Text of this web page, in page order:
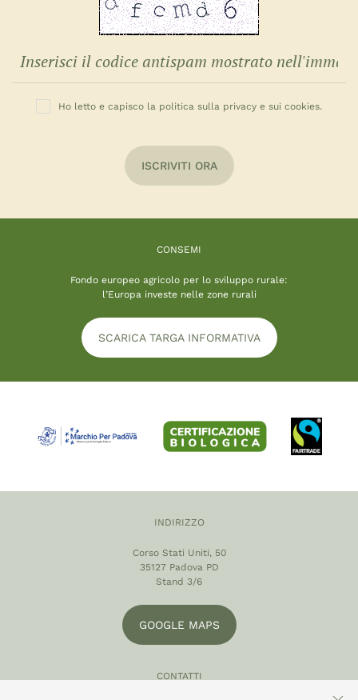
Ho letto e capisco la politica sulla privacy e sui cookies.
ISCRIVITI ORA
CONSEMI
Fondo europeo agricolo per lo sviluppo rurale:
l’Europa investe nelle zone rurali
SCARICA TARGA INFORMATIVA
INDIRIZZO
Corso Stati Uniti, 50
35127 Padova PD
Stand 3/6
GOOGLE MAPS
CONTATTI